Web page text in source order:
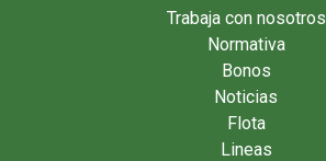
Trabaja con nosotros
Normativa
Bonos
Noticias
Flota
Lineas